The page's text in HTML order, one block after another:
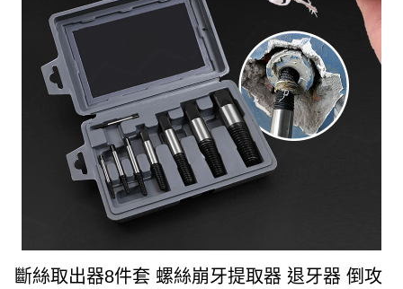
斷絲取出器8件套 螺絲崩牙提取器 退牙器 倒攻